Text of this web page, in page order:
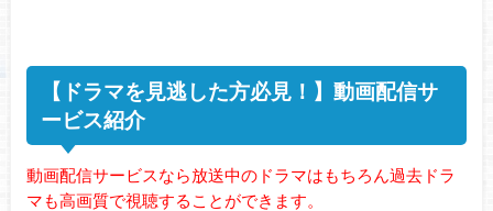
【ドラマを見逃した方必見！】動画配信サ
ービス紹介
動画配信サービスなら放送中のドラマはもちろん過去ドラ
マも高画質で視聴することができます。